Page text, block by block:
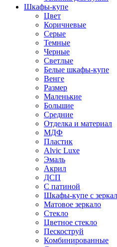
Шкафы-купе
Цвет
Коричневые
Серые
Темные
Черные
Светлые
Белые шкафы-купе
Венге
Размер
Маленькие
Большие
Средние
Отделка и материал
МДФ
Пластик
Alvic Luxe
Эмаль
Акрил
ДСП
С патиной
Шкафы-купе с
Матовое зеркало
Стекло
Цветное стекло
Пескоструй
Комбинированные